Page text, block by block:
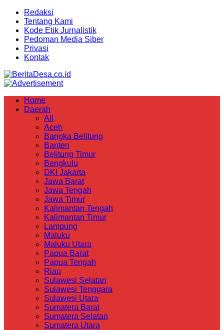
Redaksi
Tentang Kami
Kode Etik Jurnalistik
Pedoman Media Siber
Privasi
Kontak
Home
Daerah
All
Aceh
Bangka Belitung
Banten
Belitung Timur
Bengkulu
DKI Jakarta
Jawa Barat
Jawa Tengah
Jawa Timur
Kalimantan Tengah
Kalimantan Timur
Lampung
Maluku
Maluku Utara
Papua Barat
Papua Tengah
Riau
Sulawesi Selatan
Sulawesi Tenggara
Sulawesi Utara
Sumatera Barat
Sumatera Selatan
Sumatera Utara